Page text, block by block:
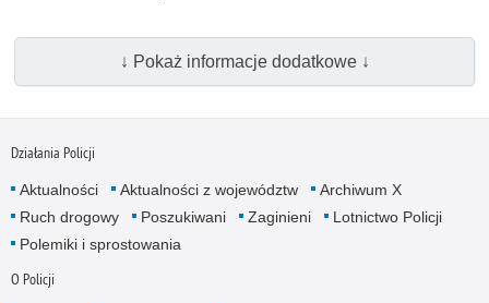
↓ Pokaż informacje dodatkowe ↓
Działania Policji
Aktualności Aktualności z województw
Archiwum X
Ruch drogowy
Poszukiwani Zaginieni
Lotnictwo Policji
Polemiki i sprostowania
O Policji